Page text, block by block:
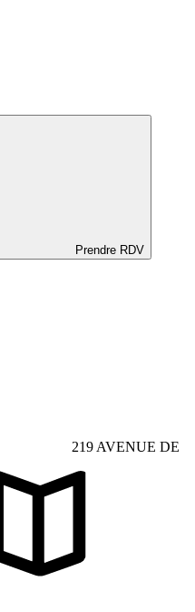
Prendre RDV
219 AVENUE DE